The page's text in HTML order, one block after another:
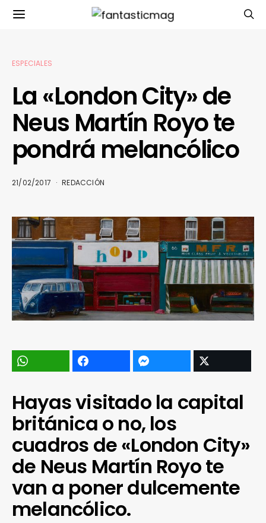
ESPECIALES
La «London City» de
Neus Martín Royo te
pondrá melancólico
21/02/2017 REDACCIÓN
Hayas visitado la capital
británica o no, los
cuadros de «London City»
de Neus Martín Royo te
van a poner dulcemente
melancólico.